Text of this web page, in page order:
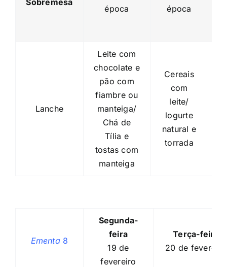
Sobremesa
época
época
Lanche
Leite com
chocolate e
pão com
fiambre ou
manteiga/
Chá de
Tília e
tostas com
manteiga
Cereais
com
leite/
logurte
natural e
torrada
Ementa8
Segunda-
feira
19 de
fevereiro
Terça-feira
20 de fevereiro